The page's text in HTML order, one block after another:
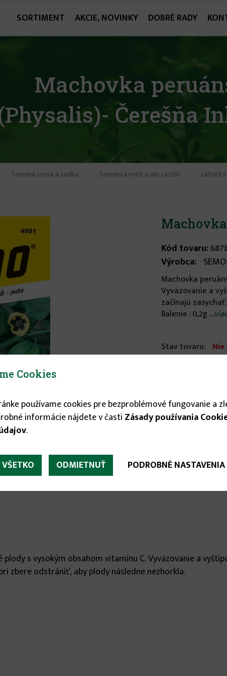
SORTIMENT AKCIE, NOVINKY DOBRÉ RADY
Machovka
Čerešňa
Semená, osivá a sadba Semená kvetín a okr. rastlín Letničky
Kód tovaru:
Výrobca: SEMO
Machovka
Vyväzovanie a
začínajú
Balenie : 0,2g ...
Stav tovaru:
s vysokým obsahom vitamínu C. Vyväzovanie a
zbere odstrániť, aby plody následne nezhorkla.
Cookies
používame cookies pre bezproblémové fungovanie a
informácie nájdete v častiZásady používania
.
ODMIETNUŤ PODROBNÉ NASTAVENIA